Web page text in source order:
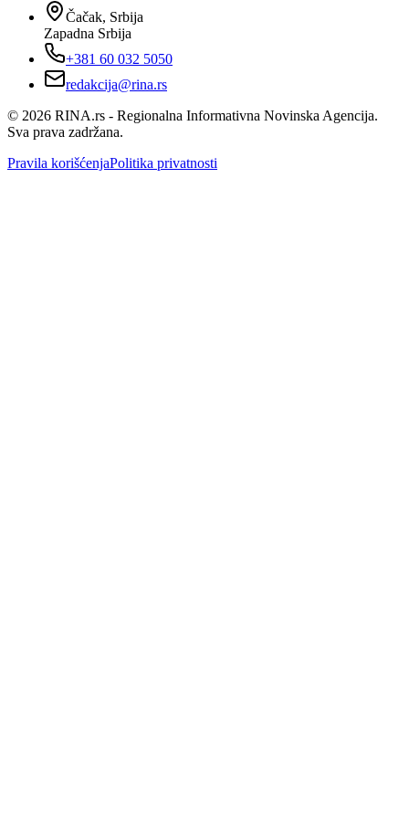
Čačak, Srbija
Zapadna Srbija
+381 60 032 5050
redakcija@rina.rs
© 2026 RINA.rs - Regionalna Informativna Novinska Agencija.
Sva prava zadržana.
Pravila korišćenjaPolitika privatnosti